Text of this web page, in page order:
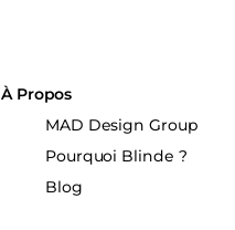
À Propos
MAD Design Group
Pourquoi Blinde ?
Blog